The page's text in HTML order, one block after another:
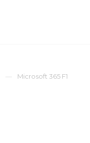
Microsoft 365 F1